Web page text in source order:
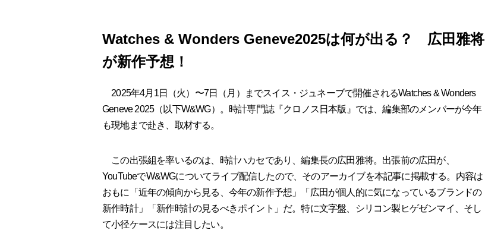
Watches & Wonders Geneve2025は何が出る？ 広田雅将
が新作予想！
2025年4月1日（火）〜7日（月）までスイス・ジュネーブで開催されるWatches & Wonders
Geneve 2025（以下W&WG）。時計専門誌『クロノス日本版』では、編集部のメンバーが今年
も現地まで赴き、取材する。
この出張組を率いるのは、時計ハカセであり、編集長の広田雅将。出張前の広田が、
YouTubeでW&WGについてライブ配信したので、そのアーカイブを本記事に掲載する。内容は
おもに「近年の傾向から見る、今年の新作予想」「広田が個人的に気になっているブランドの
新作時計」「新作時計の見るべきポイント」だ。特に文字盤、シリコン製ヒゲゼンマイ、そし
て小径ケースには注目したい。